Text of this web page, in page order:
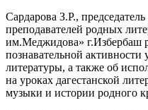
Сардарова З.Р.,
преподавателей родных
им.Меджидова» г.Избербаш
познавательной
литературы, а также об
на уроках дагестанской
музыки и истории родного